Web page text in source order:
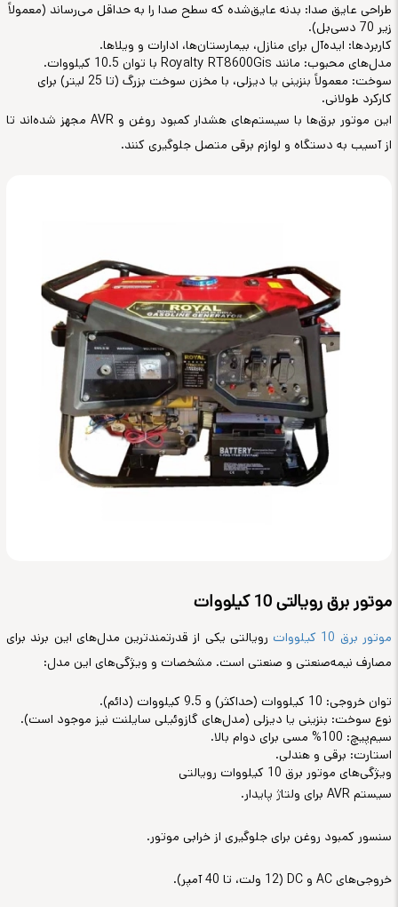
طراحی عایق صدا: بدنه عایق‌شده که سطح صدا را به حداقل می‌رساند (معمولاً
زیر 70 دسی‌بل).
کاربردها: ایده‌آل برای منازل، بیمارستان‌ها، ادارات و ویلاها.
مدل‌های محبوب: مانند Royalty RT8600Gis با توان 10.5 کیلووات.
سوخت: معمولاً بنزینی یا دیزلی، با مخزن سوخت بزرگ (تا 25 لیتر) برای
کارکرد طولانی.
این موتور برق‌ها با سیستم‌های هشدار کمبود روغن و AVR مجهز شده‌اند تا
از آسیب به دستگاه و لوازم برقی متصل جلوگیری کنند.
موتور برق رویالتی 10 کیلووات
موتور برق 10 کیلووات
رویالتی یکی از قدرتمندترین مدل‌های این برند برای
مصارف نیمه‌صنعتی و صنعتی است. مشخصات و ویژگی‌های این مدل:
توان خروجی: 10 کیلووات (حداکثر) و 9.5 کیلووات (دائم).
نوع سوخت: بنزینی یا دیزلی (مدل‌های گازوئیلی سایلنت نیز موجود است).
سیم‌پیچ: 100% مسی برای دوام بالا.
استارت: برقی و هندلی.
ویژگی‌های موتور برق 10 کیلووات رویالتی
سیستم AVR برای ولتاژ پایدار.
سنسور کمبود روغن برای جلوگیری از خرابی موتور.
خروجی‌های AC و DC (12 ولت، تا 40 آمپر).